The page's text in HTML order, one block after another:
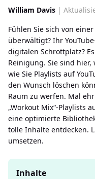
William Davis |
Fühlen Sie sich von
überwältigt? Ihr
digitalen Schrottplatz?
Reinigung. Sie sind
wie Sie Playlists auf
den Wunsch löschen
Raum zu werfen. Mal
„Workout Mix“-Playlists
eine optimierte
tolle Inhalte entdecken.
umsetzen.
Inhalte